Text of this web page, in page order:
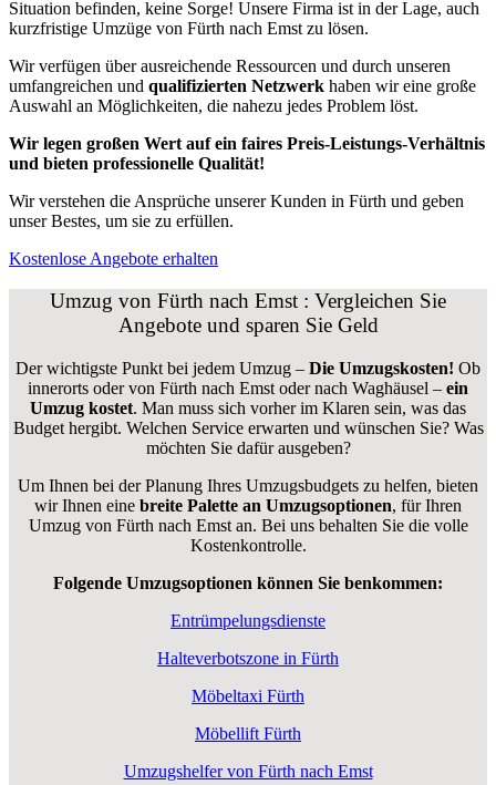
Situation befinden, keine Sorge! Unsere Firma ist in der Lage, auch
kurzfristige Umzüge von Fürth nach Emst zu lösen.
Wir verfügen über ausreichende Ressourcen und durch unseren
umfangreichen und qualifizierten Netzwerk haben wir eine große
Auswahl an Möglichkeiten, die nahezu jedes Problem löst.
Wir legen großen Wert auf ein faires Preis-Leistungs-Verhältnis
und bieten professionelle Qualität!
Wir verstehen die Ansprüche unserer Kunden in Fürth und geben
unser Bestes, um sie zu erfüllen.
Kostenlose Angebote erhalten
Umzug von Fürth nach Emst : Vergleichen Sie
Angebote und sparen Sie Geld
Der wichtigste Punkt bei jedem Umzug – Die Umzugskosten! Ob
innerorts oder von Fürth nach Emst oder nach Waghäusel – ein
Umzug kostet. Man muss sich vorher im Klaren sein, was das
Budget hergibt. Welchen Service erwarten und wünschen Sie? Was
möchten Sie dafür ausgeben?
Um Ihnen bei der Planung Ihres Umzugsbudgets zu helfen, bieten
wir Ihnen eine breite Palette an Umzugsoptionen, für Ihren
Umzug von Fürth nach Emst an. Bei uns behalten Sie die volle
Kostenkontrolle.
Folgende Umzugsoptionen können Sie benkommen:
Entrümpelungsdienste
Halteverbotszone in Fürth
Möbeltaxi Fürth
Möbellift Fürth
Umzugshelfer von Fürth nach Emst